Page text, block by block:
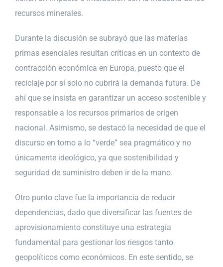
recursos minerales.
Durante la discusión se subrayó que las materias
primas esenciales resultan críticas en un contexto de
contracción económica en Europa, puesto que el
reciclaje por sí solo no cubrirá la demanda futura. De
ahí que se insista en garantizar un acceso sostenible y
responsable a los recursos primarios de origen
nacional. Asimismo, se destacó la necesidad de que el
discurso en torno a lo “verde” sea pragmático y no
únicamente ideológico, ya que sostenibilidad y
seguridad de suministro deben ir de la mano.
Otro punto clave fue la importancia de reducir
dependencias, dado que diversificar las fuentes de
aprovisionamiento constituye una estrategia
fundamental para gestionar los riesgos tanto
geopolíticos como económicos. En este sentido, se